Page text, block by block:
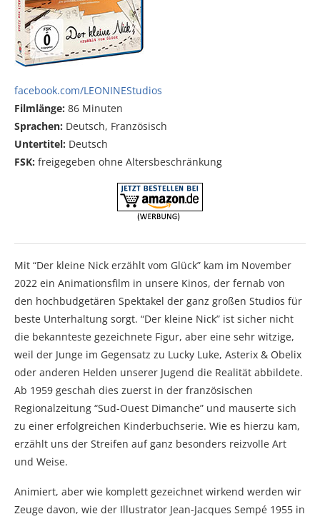
facebook.com/LEONINEStudios
Filmlänge: 86 Minuten
Sprachen: Deutsch, Französisch
Untertitel: Deutsch
FSK: freigegeben ohne Altersbeschränkung
Mit “Der kleine Nick erzählt vom Glück” kam im November
2022 ein Animationsfilm in unsere Kinos, der fernab von
den hochbudgetären Spektakel der ganz großen Studios für
beste Unterhaltung sorgt. “Der kleine Nick” ist sicher nicht
die bekannteste gezeichnete Figur, aber eine sehr witzige,
weil der Junge im Gegensatz zu Lucky Luke, Asterix & Obelix
oder anderen Helden unserer Jugend die Realität abbildete.
Ab 1959 geschah dies zuerst in der französischen
Regionalzeitung “Sud-Ouest Dimanche” und mauserte sich
zu einer erfolgreichen Kinderbuchserie. Wie es hierzu kam,
erzählt uns der Streifen auf ganz besonders reizvolle Art
und Weise.
Animiert, aber wie komplett gezeichnet wirkend werden wir
Zeuge davon, wie der Illustrator Jean-Jacques Sempé 1955 in